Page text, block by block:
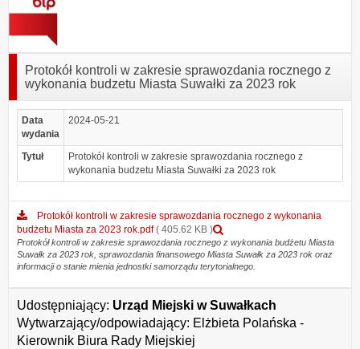
Protokół kontroli w zakresie sprawozdania rocznego z
wykonania budzetu Miasta Suwałki za 2023 rok
Data
wydania
2024-05-21
Tytuł
Protokół kontroli w zakresie sprawozdania rocznego z
wykonania budzetu Miasta Suwałki za 2023 rok
Protokół kontroli w zakresie sprawozdania rocznego z wykonania
budżetu Miasta za 2023 rok.pdf ( 405.62 KB )
załącznika
Protokół
kontroli
sprawozdania
rocznego
Protokół kontroli w zakresie sprawozdania rocznego z wykonania budżetu Miasta
Suwałk za 2023 rok, sprawozdania finansowego Miasta Suwałk za 2023 rok oraz
informacji o stanie mienia jednostki samorządu terytorialnego.
Udostępniający: Urząd Miejski w Suwałkach
Wytwarzający/odpowiadający: Elżbieta Polańska -
Kierownik Biura Rady Miejskiej